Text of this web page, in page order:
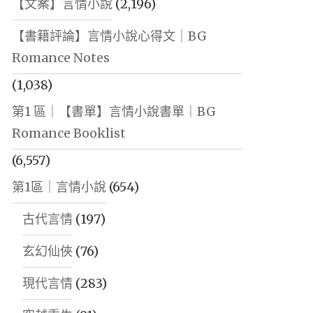
【文案】言情小說(2,196)
【書籍評論】言情小說心得文｜BG
Romance Notes
(1,038)
第1 區｜【書單】言情小說書單｜BG
Romance Booklist
(6,557)
第1區｜言情小說(654)
古代言情(197)
玄幻仙俠 (76)
現代言情(283)